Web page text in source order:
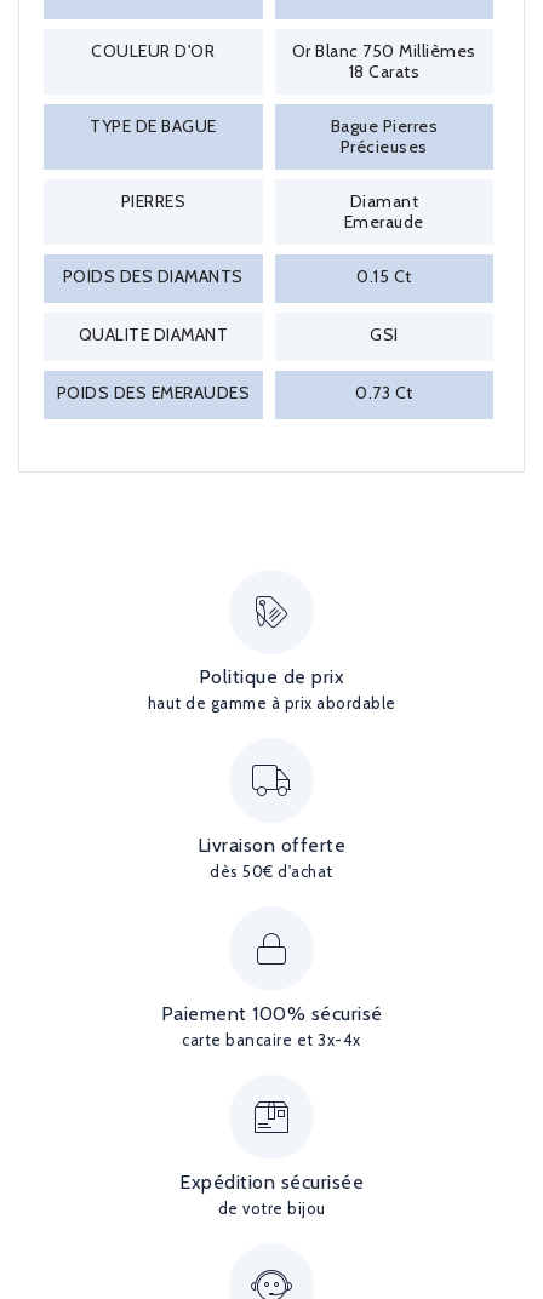
COULEUR D'OR
Or Blanc 750 Millièmes
18 Carats
TYPE DE BAGUE
Bague Pierres
Précieuses
PIERRES
Diamant
Emeraude
POIDS DES DIAMANTS 0.15 Ct
QUALITE DIAMANT GSI
POIDS DES EMERAUDES 0.73 Ct
Politique de prix
haut de gamme à prix abordable
Livraison offerte
dès 50€ d'achat
Paiement 100% sécurisé
carte bancaire et 3x-4x
Expédition sécurisée
de votre bijou